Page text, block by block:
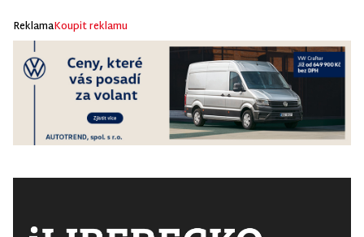
ReklamaKoupit reklamu